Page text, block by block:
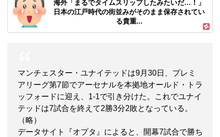
海外「まるでタイムスリップしたみたいだ…！」
日本の江戸時代の街並みがそのまま保存されてい
る貴重...
マンチェスター・ユナイテッドは9月30日、プレミ
アリーグ第7節でアーセナルを本拠地オールド・トラ
ッフォードに迎え、1-1で引き分けた。これでユナイ
テッドは7試合を終えて2勝3分2敗となっている。
（略）
データサイト『オプタ』によると、開幕7試合で勝ち